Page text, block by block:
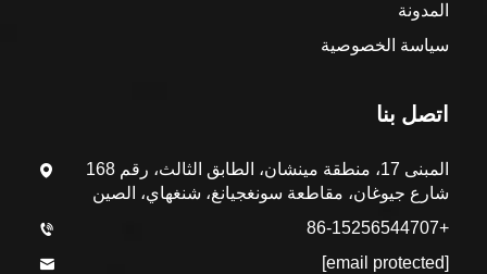
المدونة
سياسة الخصوصية
اتصل بنا
المبنى 17، منطقة مينشان، الطابق الثالث، رقم 168
شارع جيوغان، مقاطعة سونغجيانغ، شنغهاي، الصين
+86-15256544707
[email protected]